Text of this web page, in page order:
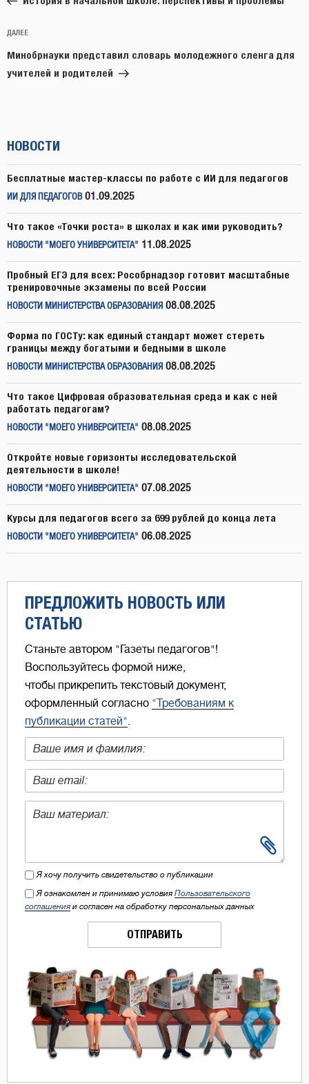
Следующая
запись
ДАЛЕЕ
Минобрнауки представил словарь молодежного сленга для
учителей и родителей
НОВОСТИ
Бесплатные мастер-классы по работе с ИИ для педагогов
ИИ ДЛЯ ПЕДАГОГОВ 01.09.2025
Что такое «Точки роста» в школах и как ими руководить?
НОВОСТИ "МОЕГО УНИВЕРСИТЕТА" 11.08.2025
Пробный ЕГЭ для всех: Рособрнадзор готовит масштабные
тренировочные экзамены по всей России
НОВОСТИ МИНИСТЕРСТВА ОБРАЗОВАНИЯ 08.08.2025
Форма по ГОСТу: как единый стандарт может стереть
границы между богатыми и бедными в школе
НОВОСТИ МИНИСТЕРСТВА ОБРАЗОВАНИЯ 08.08.2025
Что такое Цифровая образовательная среда и как с ней
работать педагогам?
НОВОСТИ "МОЕГО УНИВЕРСИТЕТА" 08.08.2025
Откройте новые горизонты исследовательской
деятельности в школе!
НОВОСТИ "МОЕГО УНИВЕРСИТЕТА" 07.08.2025
Курсы для педагогов всего за 699 рублей до конца лета
НОВОСТИ "МОЕГО УНИВЕРСИТЕТА" 06.08.2025
ПРЕДЛОЖИТЬ НОВОСТЬ ИЛИ
СТАТЬЮ
Станьте автором "Газеты педагогов"!
Воспользуйтесь формой ниже,
чтобы прикрепить текстовый документ,
оформленный согласно "Требованиям к
публикации статей".
Я хочу получить свидетельство о публикации
Я ознакомлен и принимаю условия Пользовательского
соглашения и согласен на обработку персональных данных
ОТПРАВИТЬ